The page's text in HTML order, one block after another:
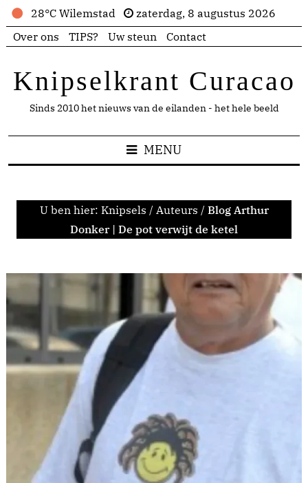
28°C Wilemstad
zaterdag, 8 augustus 2026
Over ons
TIPS? Uw steun Contact
Knipselkrant Curacao
Sinds 2010 het nieuws van de eilanden - het hele beeld
MENU
U ben hier: Knipsels / Auteurs / Blog Arthur
Donker | De pot verwijt de ketel